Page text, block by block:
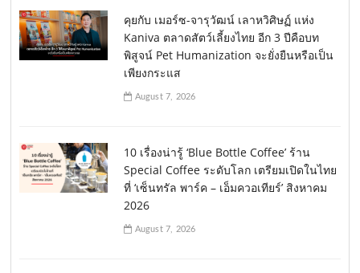
คุยกับ เมอร์ซ-จารุวัฒน์ เลาหวิศิษฏ์ แห่ง
Kaniva ตลาดสัตว์เลี้ยงไทย อีก 3 ปีคือบท
พิสูจน์ Pet Humanization จะยั่งยืนหรือเป็น
เพียงกระแส
August 7, 2026
10 เรื่องน่ารู้ ‘Blue Bottle Coffee’ ร้าน
Special Coffee ระดับโลก เตรียมเปิดในไทย
ที่ ‘เซ็นทรัล พาร์ค – เอ็มควอเทียร์’ สิงหาคม
2026
August 7, 2026